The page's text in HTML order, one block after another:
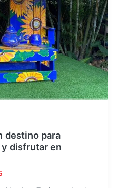
destino para
disfrutar en